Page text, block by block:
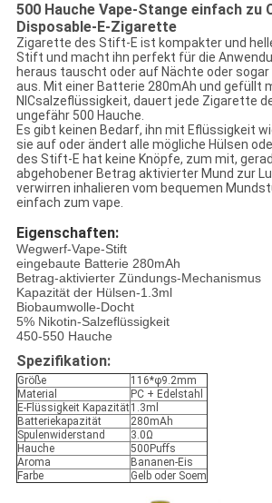
500 Hauche Vape-Stange einfach zu
Disposable-E-Zigarette
Zigarette des Stift-E ist kompakter und
Stift und macht ihn perfekt für die
heraus tauscht oder auf Nächte oder
aus. Mit einer Batterie 280mAh und gefüllt
NICsalzeflüssigkeit, dauert jede Zigarette
ungefähr 500 Hauche.
Es gibt keinen Bedarf, ihn mit Eflüssigkeit
sie auf oder ändert alle mögliche Hülsen
des Stift-E hat keine Knöpfe, zum mit,
abgehobener Betrag aktivierter Mund zur
verwirren inhalieren vom bequemen
einfach zum vape.
Eigenschaften:
Wegwerf-Vape-Stift
eingebaute Batterie 280mAh
Betrag-aktivierter Zündungs-Mechanismus
Kapazität der Hülsen-1.3ml
Biobaumwolle-Docht
5% Nikotin-Salzeflüssigkeit
450-550 Hauche
Spezifikation:
Größe
116*φ9.2mm
Material
PC + Edelstahl
E-Flüssigkeit Kapazität1.3ml
Batteriekapazität
280mAh
Spulenwiderstand
3.0Ω
Hauche
500Puffs
Aroma
Bananen-Eis
Farbe
Gelb oder Soem